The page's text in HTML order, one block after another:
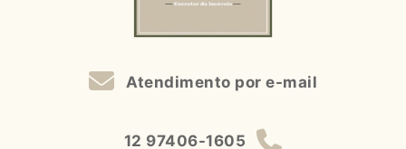
Atendimento por e-mail
12 97406-1605